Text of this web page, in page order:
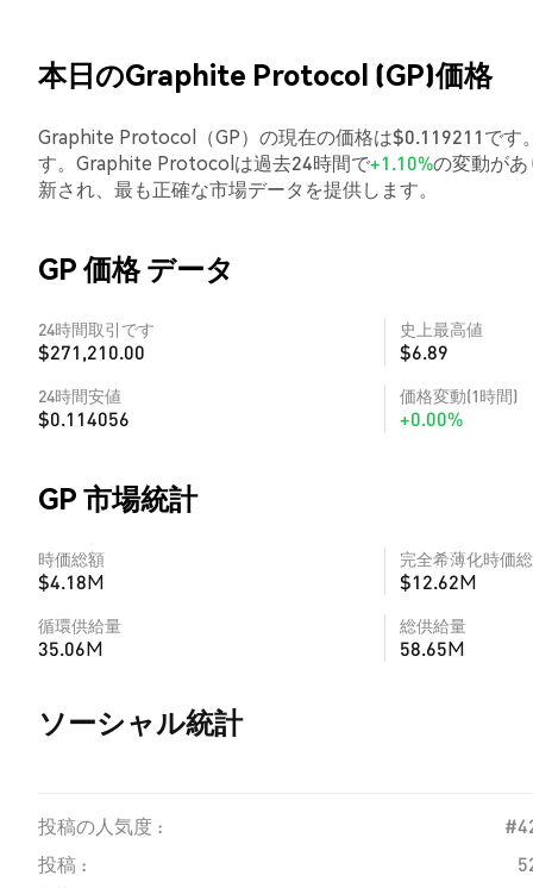
本日のGraphite Protocol (GP)価格
Graphite Protocol（GP）の現在の価格は$0.119211で
す。Graphite Protocolは過去24時間で+1.10%の変動が
新され、最も正確な市場データを提供します。
GP 価格 データ
24時間取引です
$271,210.00
史上最高値
$6.89
24時間安値
$0.114056
価格変動(1時間)
+0.00%
GP 市場統計
時価総額
$4.18M
完全希薄化時価
$12.62M
循環供給量
35.06M
総供給量
58.65M
ソーシャル統計
投稿の人気度 :
投稿 :